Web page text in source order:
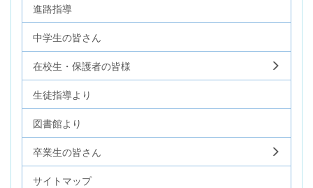
進路指導
中学生の皆さん
在校生・保護者の皆様
生徒指導より
図書館より
卒業生の皆さん
サイトマップ